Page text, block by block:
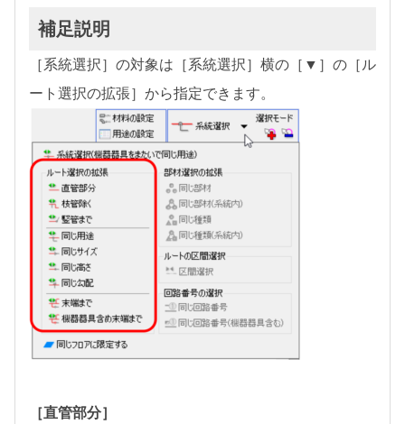
補足説明
［系統選択］の対象は［系統選択］横の［▼］の［ル
ート選択の拡張］から指定できます。
［直管部分］